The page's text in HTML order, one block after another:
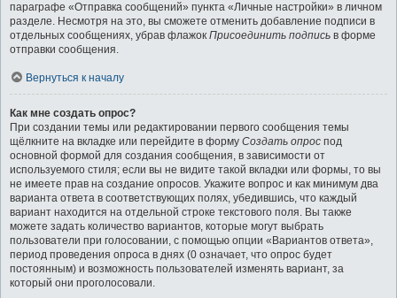
параграфе «Отправка сообщений» пункта «Личные настройки» в личном
разделе. Несмотря на это, вы сможете отменить добавление подписи в
отдельных сообщениях, убрав флажок Присоединить подпись в форме
отправки сообщения.
Вернуться к началу
Как мне создать опрос?
При создании темы или редактировании первого сообщения темы
щёлкните на вкладке или перейдите в форму Создать опрос под
основной формой для создания сообщения, в зависимости от
используемого стиля; если вы не видите такой вкладки или формы, то вы
не имеете прав на создание опросов. Укажите вопрос и как минимум два
варианта ответа в соответствующих полях, убедившись, что каждый
вариант находится на отдельной строке текстового поля. Вы также
можете задать количество вариантов, которые могут выбрать
пользователи при голосовании, с помощью опции «Вариантов ответа»,
период проведения опроса в днях (0 означает, что опрос будет
постоянным) и возможность пользователей изменять вариант, за
который они проголосовали.